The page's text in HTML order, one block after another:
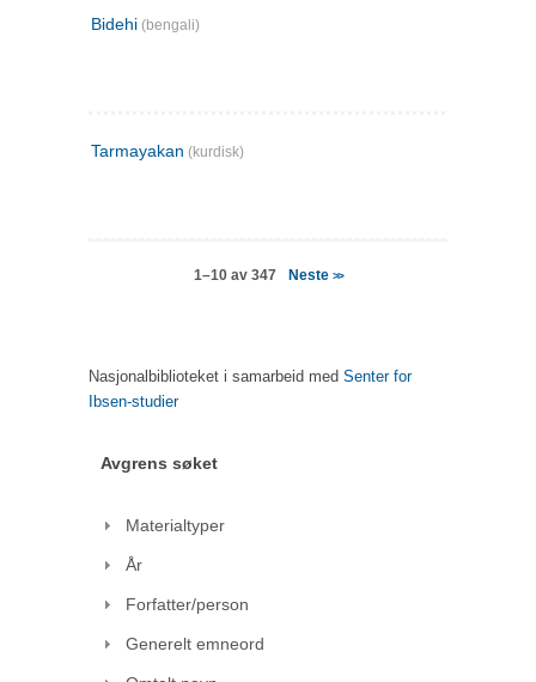
Bidehi (bengali)
Tarmayakan (kurdisk)
1–10 av 347 Neste >>
Nasjonalbiblioteket i samarbeid med Senter for
Ibsen-studier
Avgrens søket
Materialtyper
År
Forfatter/person
Generelt emneord